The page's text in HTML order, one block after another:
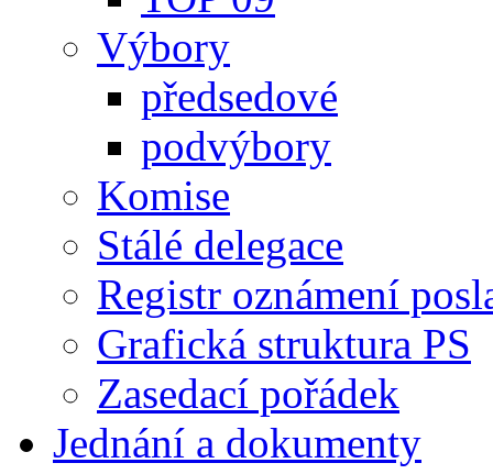
Výbory
předsedové
podvýbory
Komise
Stálé delegace
Registr oznámení
Grafická struktura PS
Zasedací pořádek
Jednání a dokumenty